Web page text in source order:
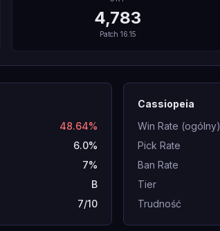
4,783
Patch 16.15
48.64%
6.0%
7%
B
7/10
Cassiopeia
Win Rate (ogólny)
Pick Rate
Ban Rate
Tier
Trudność